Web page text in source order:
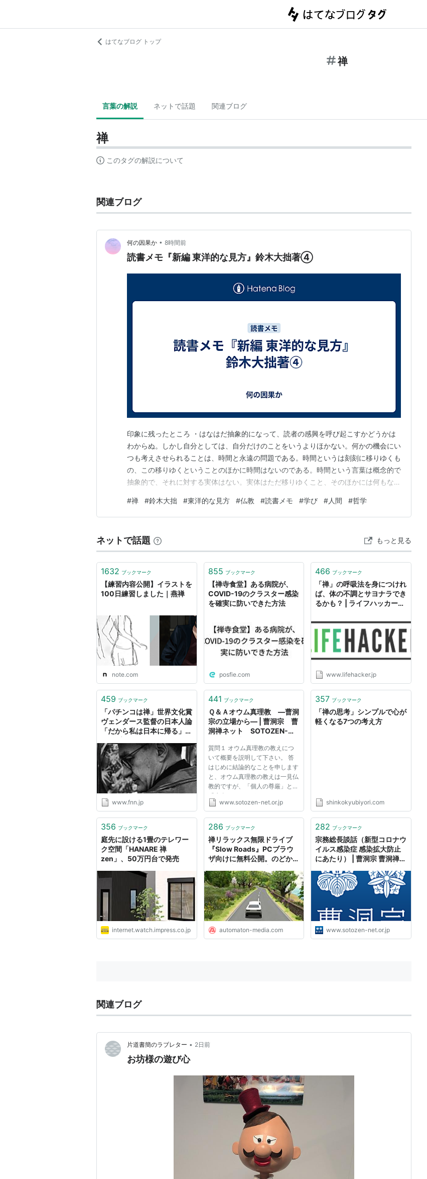
はてなブログ トップ
禅
言葉の解説 ネットで話題 関連ブログ
禅
このタグの解説について
関連ブログ
何の因果か • 8時間前
読書メモ『新編 東洋的な見方』鈴木大拙著④
印象に残ったところ ・はなはだ抽象的になって、読者の感興を呼び起こすかどうかは
わからぬ。しかし自分としては、自分だけのことをいうよりほかない。何かの機会にい
つも考えさせられることは、時間と永遠の問題である。時間というは刻刻に移りゆくも
の、この移りゆくということのほかに時間はないのである。時間という言葉は概念的で
抽象的で、それに対する実体はない。実体はただ移りゆくこと、そのほかには何もな
ぬ。心は一つであるが、身がなければその一つということさえわからずにすんでしま
う。それのみか、一つというところに停滞して、その一つさえも…
#禅 #鈴木大拙 #東洋的な見方 #仏教 #読書メモ #学び #人間 #哲学
ネットで話題 もっと見る
1632 ブックマーク
【練習内容公開】イラストを
100日練習しました｜燕禅
note.com
855 ブックマーク
【禅寺食堂】ある病院が、
COVID-19のクラスター感染
を確実に防いできた方法
posfie.com
466 ブックマーク
「禅」の呼吸法を身につけれ
ば、体の不調とサヨナラでき
るかも？ | ライフハッカー・
www.lifehacker.jp
459 ブックマーク
「パチンコは禅」世界文化賞
ヴェンダース監督の日本人論
「だから私は日本に帰る」｜
www.fnn.jp
441 ブックマーク
Ｑ＆Ａオウム真理教 ―曹洞
宗の立場から― | 曹洞宗 曹
洞禅ネット SOTOZEN-
質問１ オウム真理教の教えにつ
いて概要を説明して下さい。 答
はじめに結論的なことを申します
と、オウム真理教の教えは一見仏
教的ですが、「個人の尊厳」と
「生命」をないがしろにするこの
ような教えは、けっして仏教であ
教は１９８０年代半ばに、「ただ
麻...
www.sotozen-net.or.jp
357 ブックマーク
「禅の思考」シンプルで心が
軽くなる7つの考え方
shinkokyubiyori.com
356 ブックマーク
庭先に設ける1畳のテレワー
ク空間「HANARE 禅
zen」、50万円台で発売
internet.watch.impress.co.jp
286 ブックマーク
禅リラックス無限ドライブ
『Slow Roads』PCブラウ
ザ向けに無料公開。のどかな
AUTOMATON
automaton-media.com
282 ブックマーク
宗務総長談話（新型コロナウ
イルス感染症 感染拡大防止
にあたり） | 曹洞宗 曹洞禅ネ
ージ
www.sotozen-net.or.jp
関連ブログ
片道書簡のラブレター • 2日前
お坊様の遊び心